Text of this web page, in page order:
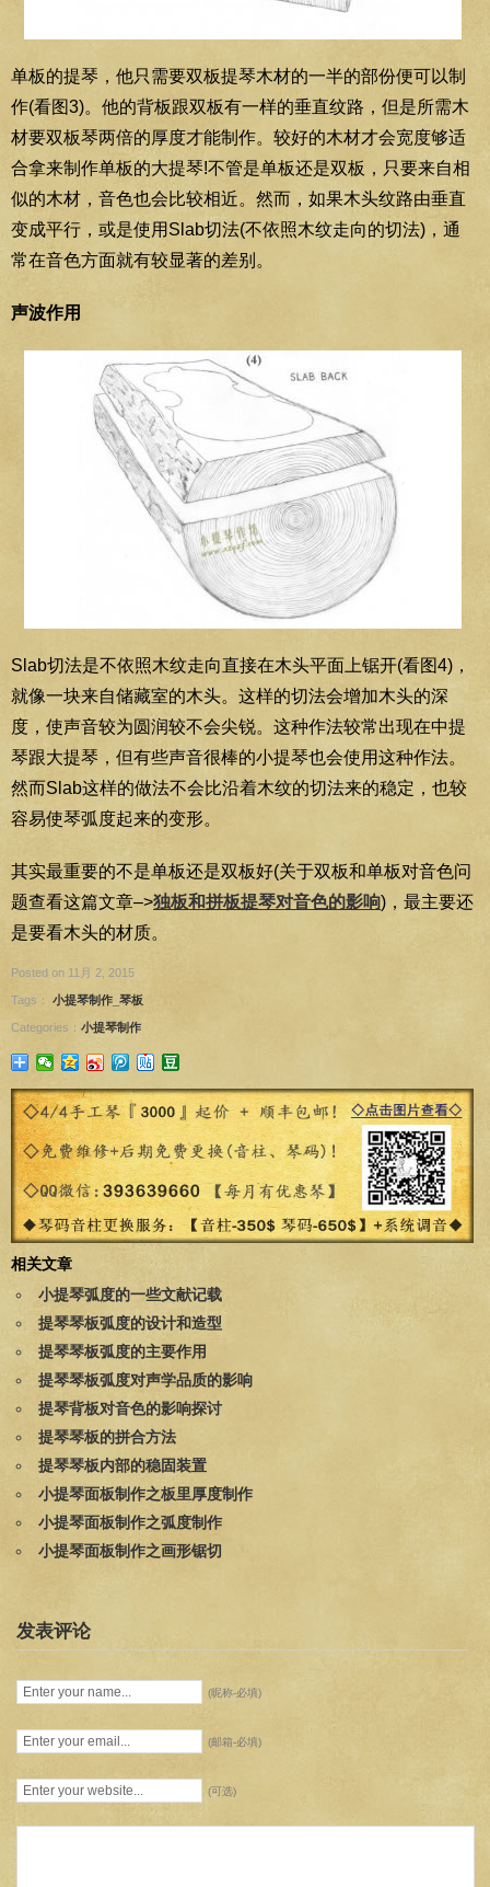
单板的提琴，他只需要双板提琴木材的一半的部份便可以制
作(看图3)。他的背板跟双板有一样的垂直纹路，但是所需木
材要双板琴两倍的厚度才能制作。较好的木材才会宽度够适
合拿来制作单板的大提琴!不管是单板还是双板，只要来自相
似的木材，音色也会比较相近。然而，如果木头纹路由垂直
变成平行，或是使用Slab切法(不依照木纹走向的切法)，通
常在音色方面就有较显著的差别。
声波作用
Slab切法是不依照木纹走向直接在木头平面上锯开(看图4)，
就像一块来自储藏室的木头。这样的切法会增加木头的深
度，使声音较为圆润较不会尖锐。这种作法较常出现在中提
琴跟大提琴，但有些声音很棒的小提琴也会使用这种作法。
然而Slab这样的做法不会比沿着木纹的切法来的稳定，也较
容易使琴弧度起来的变形。
其实最重要的不是单板还是双板好(关于双板和单板对音色问
题查看这篇文章–>独板和拼板提琴对音色的影响)，最主要还
是要看木头的材质。
Posted on 11月 2, 2015
Tags： 小提琴制作_琴板
Categories： 小提琴制作
相关文章
小提琴弧度的一些文献记载
提琴琴板弧度的设计和造型
提琴琴板弧度的主要作用
提琴琴板弧度对声学品质的影响
提琴背板对音色的影响探讨
提琴琴板的拼合方法
提琴琴板内部的稳固装置
小提琴面板制作之板里厚度制作
小提琴面板制作之弧度制作
小提琴面板制作之画形锯切
发表评论
(昵称-必填)
(邮箱-必填)
(可选)